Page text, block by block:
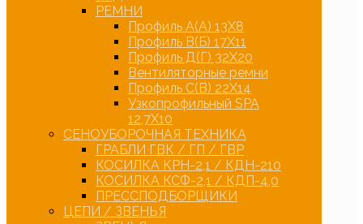
РЕМНИ
Профиль А(А) 13Х8
Профиль В(Б) 17Х11
Профиль Д(Г) 32Х20
Вентиляторные ремни
Профиль С(В) 22Х14
Узкопрофильный SPA
12,7Х10
СЕНОУБОРОЧНАЯ ТЕХНИКА
ГРАБЛИ ГВК / ГП / ГВР
КОСИЛКА КРН-2,1 / КДН-210
КОСИЛКА КСФ-2,1 / КДП-4,0
ПРЕССПОДБОРЩИКИ
ЦЕПИ / ЗВЕНЬЯ